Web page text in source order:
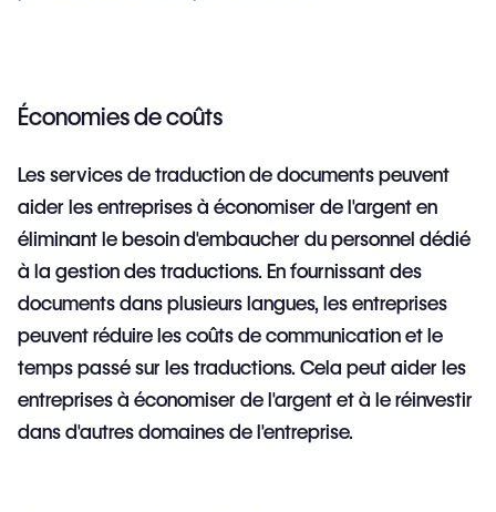
Économies de coûts
Les services de traduction de documents peuvent
aider les entreprises à économiser de l'argent en
éliminant le besoin d'embaucher du personnel dédié
à la gestion des traductions. En fournissant des
documents dans plusieurs langues, les entreprises
peuvent réduire les coûts de communication et le
temps passé sur les traductions. Cela peut aider les
entreprises à économiser de l'argent et à le réinvestir
dans d'autres domaines de l'entreprise.